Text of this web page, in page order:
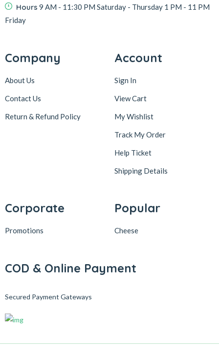
Hours 9 AM - 11:30 PM Saturday - Thursday 1 PM - 11 PM
Friday
Company
About Us
Contact Us
Return & Refund Policy
Account
Sign In
View Cart
My Wishlist
Track My Order
Help Ticket
Shipping Details
Corporate
Promotions
Popular
Cheese
COD & Online Payment
Secured Payment Gateways